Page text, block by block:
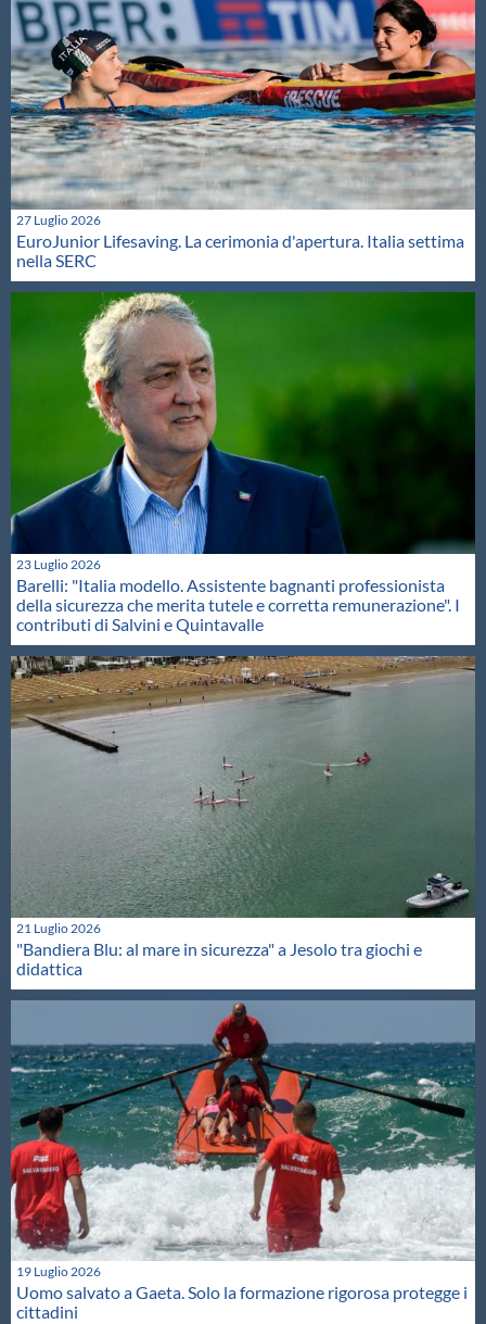
27 Luglio 2026
EuroJunior Lifesaving. La cerimonia d'apertura. Italia settima
nella SERC
23 Luglio 2026
Barelli: "Italia modello. Assistente bagnanti professionista
della sicurezza che merita tutele e corretta remunerazione". I
contributi di Salvini e Quintavalle
21 Luglio 2026
"Bandiera Blu: al mare in sicurezza" a Jesolo tra giochi e
didattica
19 Luglio 2026
Uomo salvato a Gaeta. Solo la formazione rigorosa protegge i
cittadini